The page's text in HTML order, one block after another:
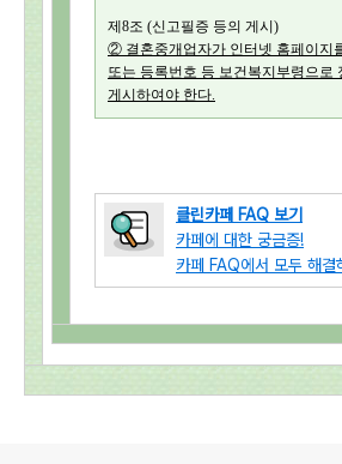
제8조 (신고필증 등의 게시)
② 결혼중개업자가 인터넷 홈페이지
또는 등록번호 등 보건복지부령으로
게시하여야 한다.
클린카페 FAQ 보기
카페에 대한 궁금증!
카페 FAQ에서 모두 해결